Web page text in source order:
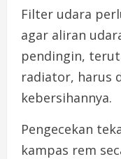
Filter udara
agar aliran
pendingin,
radiator, harus
kebersihannya.
Pengecekan
kampas rem